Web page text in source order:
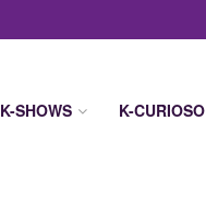
K-SHOWS K-CURIOSO